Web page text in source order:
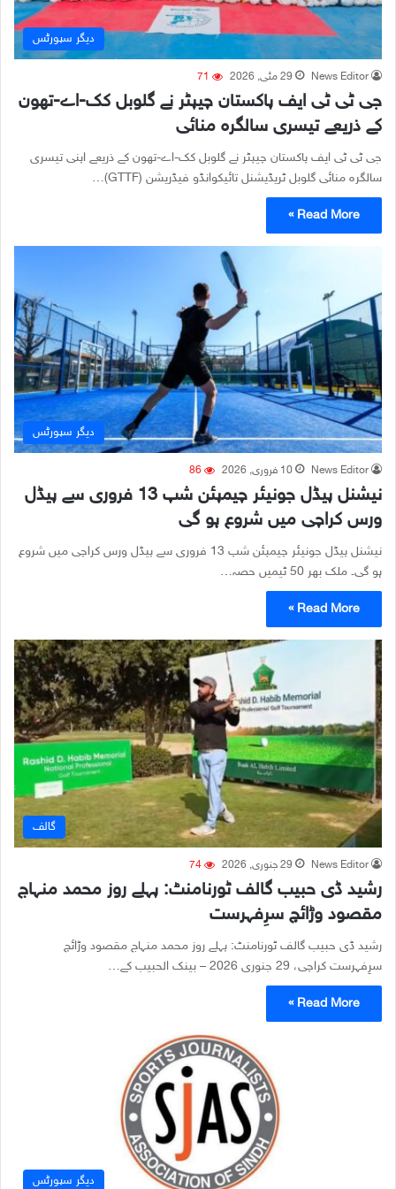
دیگر سپورٹس
News Editor 29 مئی, 2026 71
جی ٹی ٹی ایف پاکستان چیپٹر نے گلوبل کک-اے-تھون
کے ذریعے تیسری سالگرہ منائی
جی ٹی ٹی ایف پاکستان چیپٹر نے گلوبل کک-اے-تھون کے ذریعے اپنی تیسری
سالگرہ منائی گلوبل ٹریڈیشنل تائیکوانڈو فیڈریشن (GTTF)…
Read More »
دیگر سپورٹس
News Editor 10 فروری, 2026 86
نیشنل پیڈل جونیئر چیمپئن شپ 13 فروری سے پیڈل
ورس کراچی میں شروع ہو گی
نیشنل پیڈل جونیئر چیمپئن شپ 13 فروری سے پیڈل ورس کراچی میں شروع
ہو گی۔ ملک بھر 50 ٹیمیں حصہ…
Read More »
گالف
News Editor 29 جنوری, 2026 74
رشید ڈی حبیب گالف ٹورنامنٹ: پہلے روز محمد منہاج
مقصود وڑائچ سرِفہرست
رشید ڈی حبیب گالف ٹورنامنٹ: پہلے روز محمد منہاج مقصود وڑائچ
سرِفہرست کراچی، 29 جنوری 2026 – بینک الحبیب کے…
Read More »
دیگر سپورٹس